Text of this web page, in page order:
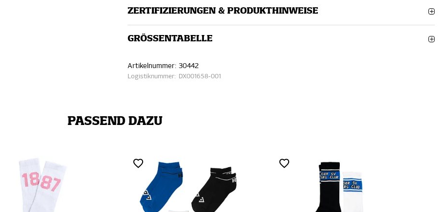
ZERTIFIZIERUNGEN & PRODUKTHINWEISE
GRÖSSEN­TABELLE
Artikelnummer: 30442
Logistiknummer: DX001658-001
PASSEND DAZU